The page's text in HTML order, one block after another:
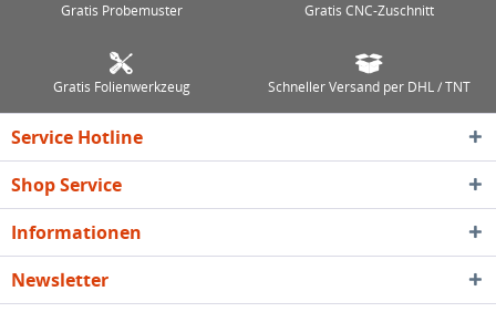
Gratis Probemuster Gratis CNC-Zuschnitt
Gratis Folienwerkzeug Schneller Versand per DHL / TNT
Service Hotline
Shop Service
Informationen
Newsletter